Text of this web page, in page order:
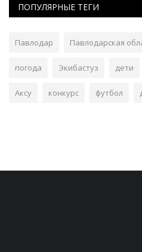
ПОПУЛЯРНЫЕ ТЕГИ
Павлодар Павлодарская
погода Экибастуз дети
Аксу конкурс футбол